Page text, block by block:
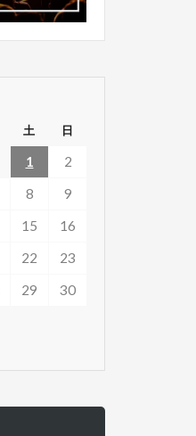
土 日
1
2
8
9
15
16
22
23
29
30